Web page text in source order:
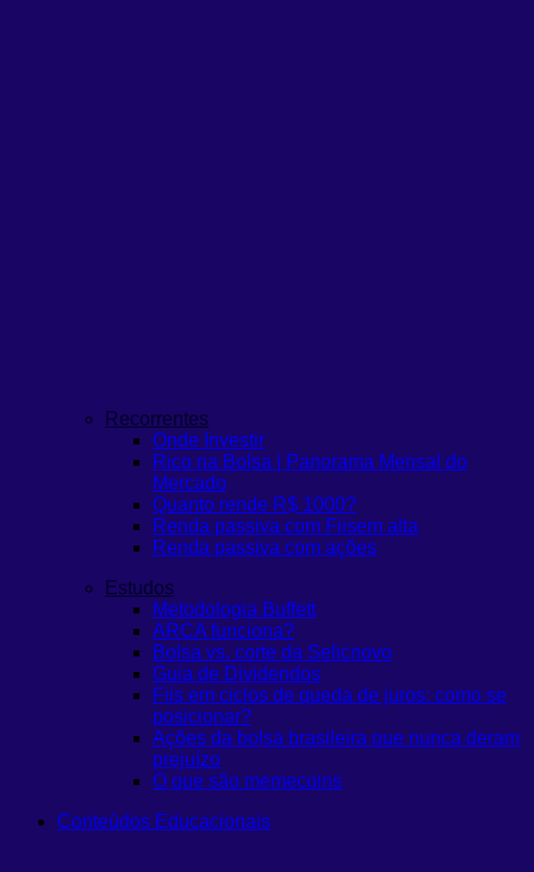
Recorrentes
Onde Investir
Rico na Bolsa | Panorama Mensal do
Mercado
Quanto rende R$ 1000?
Renda passiva com Fiisem alta
Renda passiva com ações
Estudos
Metodologia Buffett
ARCA funciona?
Bolsa vs. corte da Selicnovo
Guia de Dividendos
Fiis em ciclos de queda de juros: como se
posicionar?
Ações da bolsa brasileira que nunca deram
prejuízo
O que são memecoins
Conteúdos Educacionais